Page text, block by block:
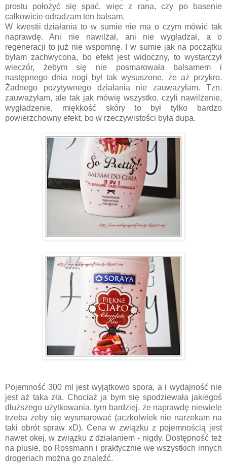
prostu położyć się spać, więc z rana, czy po basenie
całkowicie odradzam ten balsam.
W kwestii działania to w sumie nie ma o czym mówić tak
naprawdę. Ani nie nawilżał, ani nie wygładzał, a o
regeneracji to już nie wspomnę. I w sumie jak na początku
byłam zachwycona, bo efekt jest widoczny, to wystarczył
wieczór, żebym się nie posmarowała balsamem i
następnego dnia nogi był tak wysuszone, że aż przykro.
Żadnego pozytywnego działania nie zauważyłam. Tzn.
zauważyłam, ale tak jak mówię wszystko, czyli nawilżenie,
wygładzenie, miękkość skóry to był tylko bardzo
powierzchowny efekt, bo w rzeczywistości była dupa.
Pojemność 300 ml jest wyjątkowo spora, a i wydajność nie
jest aż taka zła. Chociaż ja bym się spodziewała jakiegoś
dłuższego użytkowania, tym bardziej, że naprawdę niewiele
trzeba żeby się wysmarować (aczkolwiek nie narzekam na
taki obrót spraw xD). Cena w związku z pojemnością jest
nawet okej, w związku z działaniem - nigdy. Dostępność też
na plusie, bo Rossmann i praktycznie we wszystkich innych
drogeriach można go znaleźć.